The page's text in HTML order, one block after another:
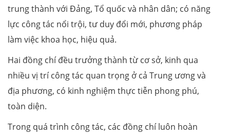
trung thành với Đảng, Tổ quốc và nhân dân; có năng
lực công tác nổi trội, tư duy đổi mới, phương pháp
làm việc khoa học, hiệu quả.
Hai đồng chí đều trưởng thành từ cơ sở, kinh qua
nhiều vị trí công tác quan trọng ở cả Trung ương và
địa phương, có kinh nghiệm thực tiễn phong phú,
toàn diện.
Trong quá trình công tác, các đồng chí luôn hoàn